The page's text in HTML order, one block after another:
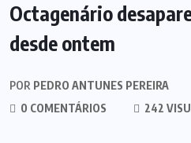
Octagenário
desde ontem
POR PEDRO ANTUNES PEREIRA
0 COMENTÁRIOS
242